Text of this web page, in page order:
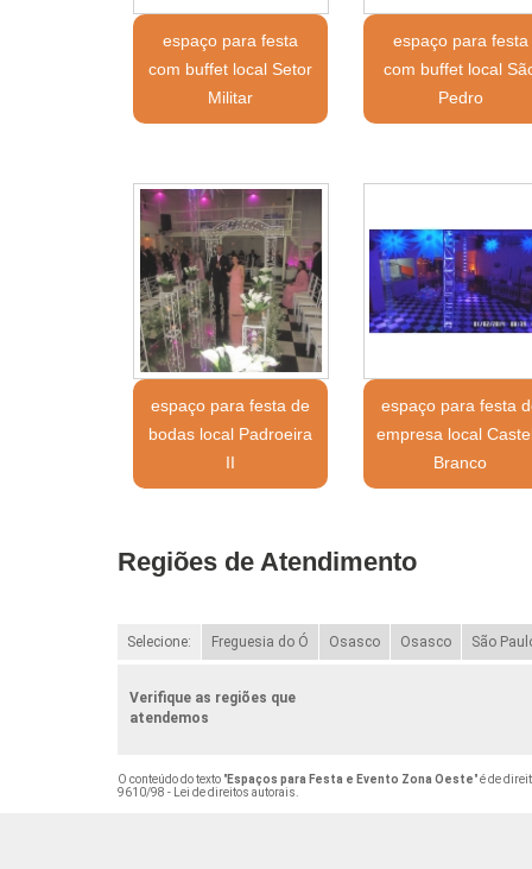
espaço para festa
com buffet local Setor
Militar
espaço para festa
com buffet local
Pedro
espaço para festa de
bodas local Padroeira
II
espaço para festa
empresa local
Branco
Regiões de Atendimento
Selecione: Freguesia do Ó Osasco Osasco São
Verifique as regiões que
atendemos
O conteúdo do texto "Espaços para Festa e Evento Zona Oeste" é de
9610/98 - Lei de direitos autorais